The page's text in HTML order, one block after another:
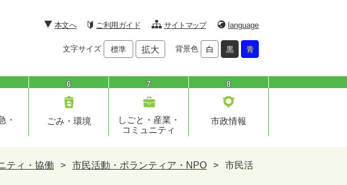
本文へ ご利用ガイド サイトマップ language
文字サイズ 標準 拡大 背景色 白 黒 青
・
6
ごみ・環境
7
しごと・産業・
コミュニティ
8
市政情報
ティ・協働 > 市民活動・ボランティア・NPO >
市民活